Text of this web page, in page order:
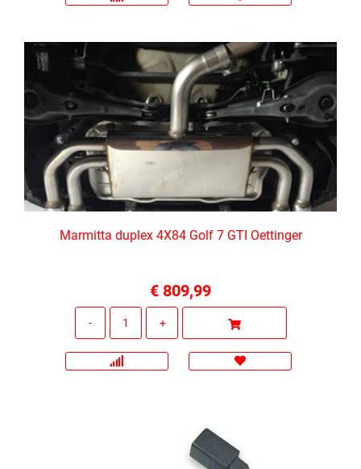
Marmitta duplex 4X84 Golf 7 GTI Oettinger
€ 809,99